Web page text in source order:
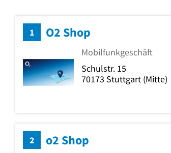
1 O2 Shop
Mobilfunkgeschäft
Schulstr. 15
70173 Stuttgart (Mitte)
2 o2 Shop